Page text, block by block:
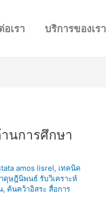
เรา บริการของเรา
นการศึกษา
amos lisrel, เทคนิค
ดุษฎีนิพนธ์ รับวิเคราะห์
, ค้นคว้าอิสระ สื่อการ